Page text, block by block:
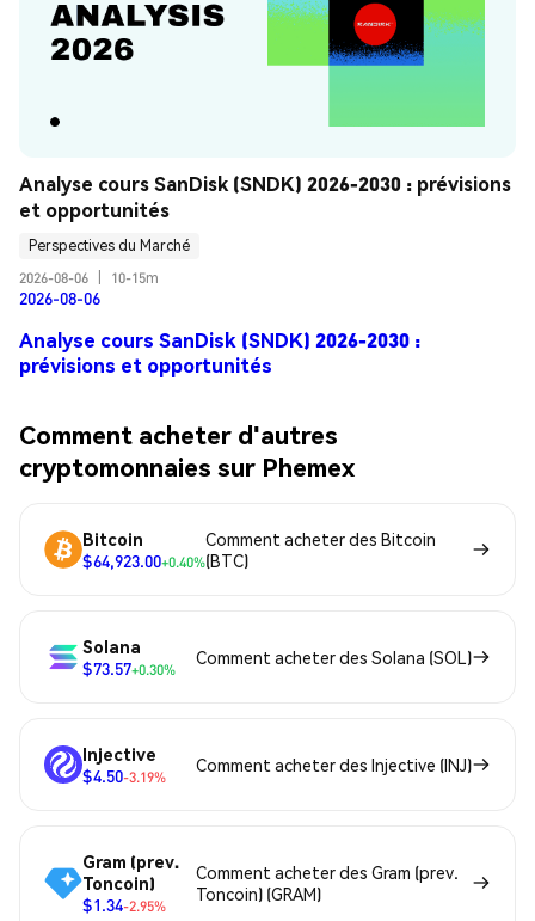
Analyse cours SanDisk (SNDK) 2026-2030 : prévisions
et opportunités
Perspectives du Marché
2026-08-06
10-15m
2026-08-06
Analyse cours SanDisk (SNDK) 2026-2030 :
prévisions et opportunités
Comment acheter d'autres
cryptomonnaies sur Phemex
Bitcoin
$64,923.00+0.40%
Comment acheter des Bitcoin
(BTC)
Solana
$73.57+0.30%
Comment acheter des Solana (SOL)
Injective
$4.50-3.19%
Comment acheter des Injective (INJ)
Gram (prev.
Toncoin)
$1.34-2.95%
Comment acheter des Gram (prev.
Toncoin) (GRAM)